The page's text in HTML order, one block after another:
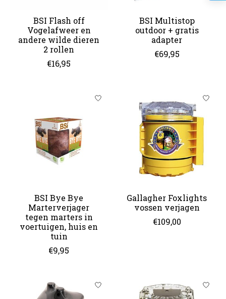
BSI Flash off
Vogelafweer en
andere wilde dieren
2 rollen
€16,95
BSI Multistop
outdoor + gratis
adapter
€69,95
BSI Bye Bye
Marterverjager
tegen marters in
voertuigen, huis en
tuin
€9,95
Gallagher Foxlights
vossen verjagen
€109,00